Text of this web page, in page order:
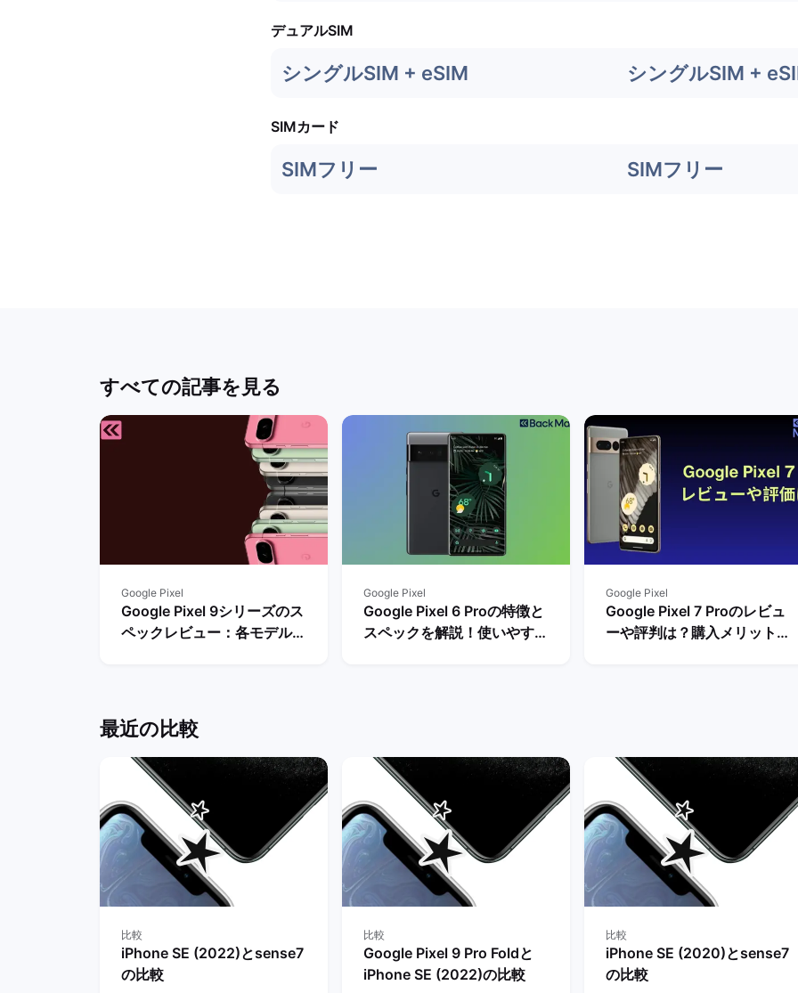
デュアルSIM
シングルSIM + eSIM シングルSIM +
SIMカード
SIMフリー SIMフリー
すべての記事を見る
Google Pixel
Google Pixel 9シリーズのス
ペックレビュー：各モデルの
Google Pixel
Google Pixel 6 Proの特徴と
スペックを解説！使いやすさ
Google Pixel
Google Pixel 7 Proのレビュ
ーや評判は？購入メリットと
最近の比較
比較
iPhone SE (2022)とsense7
の比較
比較
Google Pixel 9 Pro Foldと
iPhone SE (2022)の比較
比較
iPhone SE (2020)とsense7
の比較